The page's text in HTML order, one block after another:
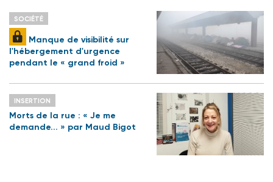
SOCIÉTÉ
Manque de visibilité sur
l'hébergement d'urgence
pendant le « grand froid »
INSERTION
Morts de la rue : « Je me
demande... » par Maud Bigot